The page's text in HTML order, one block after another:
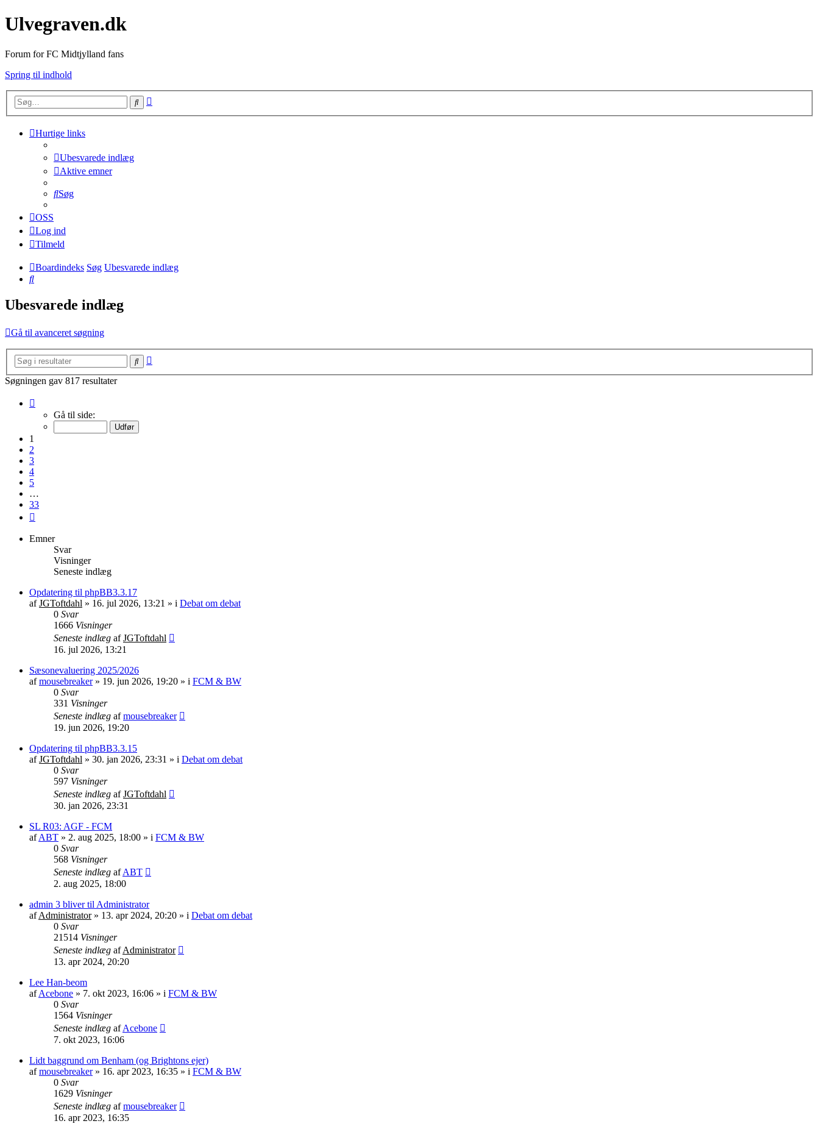
Ulvegraven.dk
Forum for FC Midtjylland fans
Spring til indhold
Søg
Hurtige links
Ubesvarede indlæg
Aktive emner
Søg
OSS
Log ind
Tilmeld
Boardindeks Søg Ubesvarede indlæg
Søg
Ubesvarede indlæg
Gå til avanceret søgning
Søg
Søgningen gav 817 resultater
Gå til side:
1
2
3
4
5
…
33
Emner
Svar
Visninger
Seneste indlæg
Opdatering til phpBB3.3.17
afJGToftdahl » 16. jul 2026, 13:21 » i Debat om debat
0 Svar
1666 Visninger
Seneste indlæg afJGToftdahl
16. jul 2026, 13:21
Sæsonevaluering 2025/2026
afmousebreaker» 19. jun 2026, 19:20 » i FCM & BW
0 Svar
331 Visninger
Seneste indlæg afmousebreaker
19. jun 2026, 19:20
Opdatering til phpBB3.3.15
afJGToftdahl » 30. jan 2026, 23:31 » i Debat om debat
0 Svar
597 Visninger
Seneste indlæg afJGToftdahl
30. jan 2026, 23:31
SL R03: AGF - FCM
afABT » 2. aug 2025, 18:00 » i FCM & BW
0 Svar
568 Visninger
Seneste indlæg afABT
2. aug 2025, 18:00
admin 3 bliver til Administrator
afAdministrator» 13. apr 2024, 20:20 » i Debat om debat
0 Svar
21514 Visninger
Seneste indlæg afAdministrator
13. apr 2024, 20:20
Lee Han-beom
afAcebone » 7. okt 2023, 16:06 » i FCM & BW
0 Svar
1564 Visninger
Seneste indlæg afAcebone
7. okt 2023, 16:06
Lidt baggrund om Benham (og Brightons ejer)
afmousebreaker» 16. apr 2023, 16:35 » i FCM & BW
0 Svar
1629 Visninger
Seneste indlæg afmousebreaker
16. apr 2023, 16:35